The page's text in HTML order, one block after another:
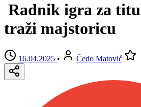
Radnik igra za
traži majstoricu
16.04.2025 • Čedo Matović